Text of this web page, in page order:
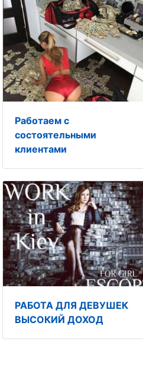
Работаем с
состоятельными
клиентами
РАБОТА ДЛЯ ДЕВУШЕК
ВЫСОКИЙ ДОХОД